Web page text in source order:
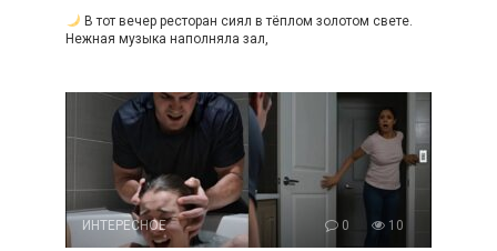
В тот вечер ресторан сиял в тёплом золотом свете.
Нежная музыка наполняла зал,
ИНТЕРЕСНОЕ 0 10